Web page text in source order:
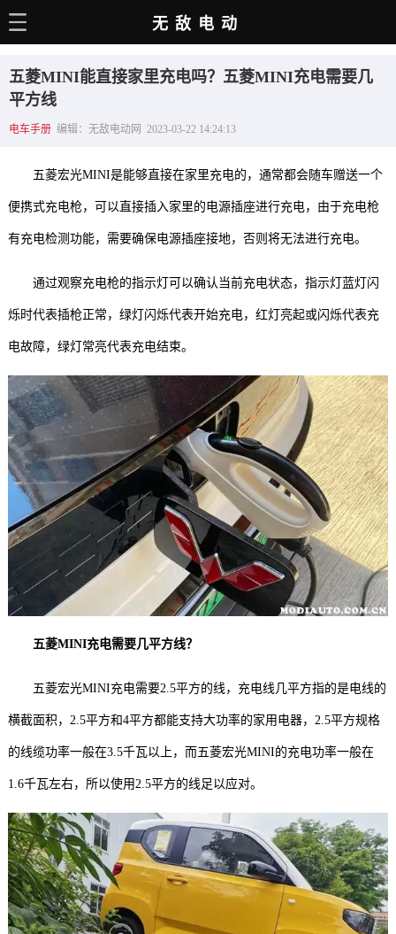
电动百科
电车资讯
电车手册
选车推荐
充电站
用车百科
销量榜
经销商
无敌电动
五菱MINI能直接家里充电吗？五菱MINI充电需要几
平方线
电车手册 编辑：无敌电动网 2023-03-22 14:24:13
五菱宏光MINI是能够直接在家里充电的，通常都会随车赠送一个
便携式充电枪，可以直接插入家里的电源插座进行充电，由于充电枪
有充电检测功能，需要确保电源插座接地，否则将无法进行充电。
通过观察充电枪的指示灯可以确认当前充电状态，指示灯蓝灯闪
烁时代表插枪正常，绿灯闪烁代表开始充电，红灯亮起或闪烁代表充
电故障，绿灯常亮代表充电结束。
五菱MINI充电需要几平方线？
五菱宏光MINI充电需要2.5平方的线，充电线几平方指的是电线的
横截面积，2.5平方和4平方都能支持大功率的家用电器，2.5平方规格
的线缆功率一般在3.5千瓦以上，而五菱宏光MINI的充电功率一般在
1.6千瓦左右，所以使用2.5平方的线足以应对。